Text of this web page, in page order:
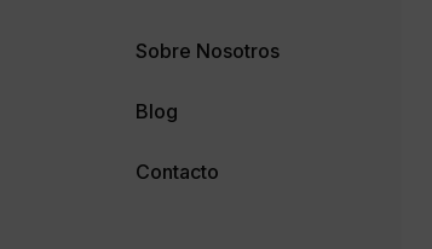
Sobre Nosotros
Blog
Contacto